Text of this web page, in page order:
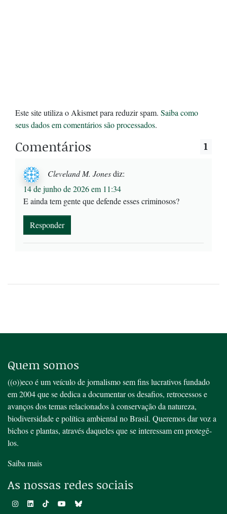
Este site utiliza o Akismet para reduzir spam. Saiba como
seus dados em comentários são processados.
Comentários 1
Cleveland M. Jonesdiz:
14 de junho de 2026 em 11:34
E ainda tem gente que defende esses criminosos?
Responder
Quem somos
((o))eco é um veículo de jornalismo sem fins lucrativos fundado
em 2004 que se dedica a documentar os desafios, retrocessos e
avanços dos temas relacionados à conservação da natureza,
biodiversidade e política ambiental no Brasil. Queremos dar voz a
bichos e plantas, através daqueles que se interessam em protegê-
los.
Saiba mais
As nossas redes sociais